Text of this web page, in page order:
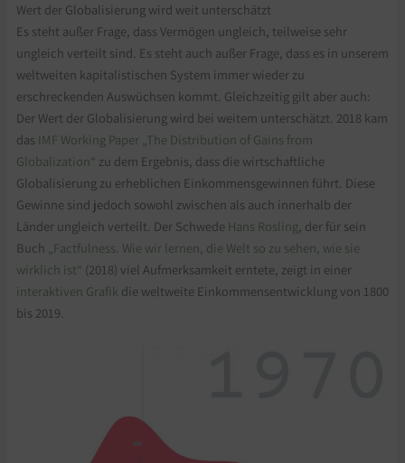
Wert der Globalisierung wird weit unterschätzt
Es steht außer Frage, dass Vermögen ungleich, teilweise sehr
ungleich verteilt sind. Es steht auch außer Frage, dass es in unserem
weltweiten kapitalistischen System immer wieder zu
erschreckenden Auswüchsen kommt. Gleichzeitig gilt aber auch:
Der Wert der Globalisierung wird bei weitem unterschätzt. 2018 kam
das IMF Working Paper „The Distribution of Gains from
Globalization“ zu dem Ergebnis, dass die wirtschaftliche
Globalisierung zu erheblichen Einkommensgewinnen führt. Diese
Gewinne sind jedoch sowohl zwischen als auch innerhalb der
Länder ungleich verteilt. Der Schwede Hans Rosling, der für sein
Buch „Factfulness. Wie wir lernen, die Welt so zu sehen, wie sie
wirklich ist“ (2018) viel Aufmerksamkeit erntete, zeigt in einer
interaktiven Grafik die weltweite Einkommensentwicklung von 1800
bis 2019.